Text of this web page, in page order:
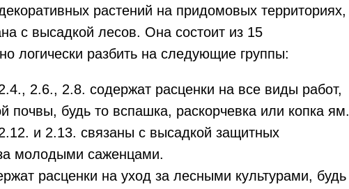
растений на придомовых территориях,
с высадкой лесов. Она состоит из 15
логически разбить на следующие группы:
2.6., 2.8. содержат расценки на все виды работ,
почвы, будь то вспашка, раскорчевка или копка ям.
и 2.13. связаны с высадкой защитных
молодыми саженцами.
расценки на уход за лесными культурами, будь